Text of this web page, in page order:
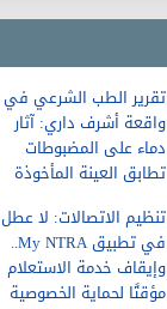
تقرير الطب الشرعي في
واقعة أشرف داري: آثار
دماء على المضبوطات
تطابق العينة المأخوذة
تنظيم الاتصالات: لا عطل
في تطبيق My NTRA..
وإيقاف خدمة الاستعلام
مؤقتًا لحماية الخصوصية